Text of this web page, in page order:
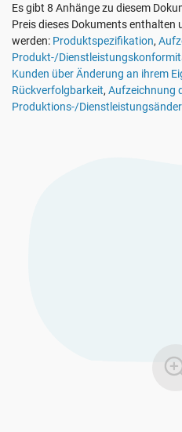
ISO 9001
ISO 14001
Herstellung
Transport und Vertrieb
Es gibt 8 Anhänge zu diesem
Preis dieses Dokuments enthalten
werden: Produktspezifikation,
Produkt-/
Kunden über Änderung an ihrem
Rückverfolgbarkeit, Aufzeichnung
Produktions-/